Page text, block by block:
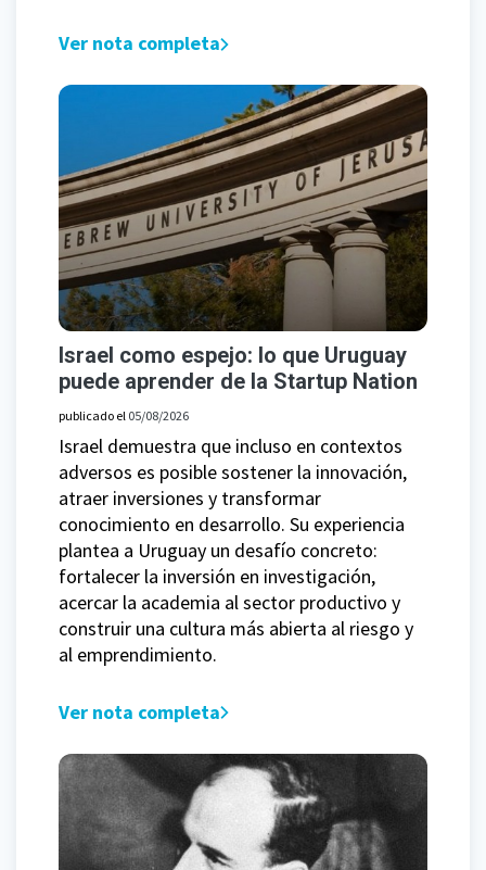
Ver nota completa
Israel como espejo: lo que Uruguay
puede aprender de la Startup Nation
publicado el 05/08/2026
Israel demuestra que incluso en contextos
adversos es posible sostener la innovación,
atraer inversiones y transformar
conocimiento en desarrollo. Su experiencia
plantea a Uruguay un desafío concreto:
fortalecer la inversión en investigación,
acercar la academia al sector productivo y
construir una cultura más abierta al riesgo y
al emprendimiento.
Ver nota completa